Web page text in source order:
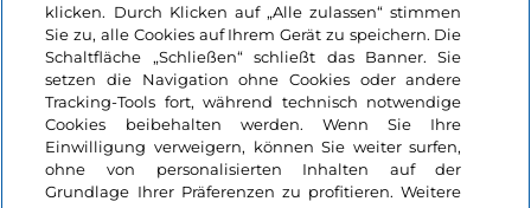
klicken. Durch Klicken auf „Alle zulassen“ stimmen
Sie zu, alle Cookies auf Ihrem Gerät zu speichern. Die
Schaltfläche „Schließen“ schließt das Banner. Sie
setzen die Navigation ohne Cookies oder andere
Tracking-Tools fort, während technisch notwendige
Cookies beibehalten werden. Wenn Sie Ihre
Einwilligung verweigern, können Sie weiter surfen,
ohne von personalisierten Inhalten auf der
Grundlage Ihrer Präferenzen zu profitieren. Weitere